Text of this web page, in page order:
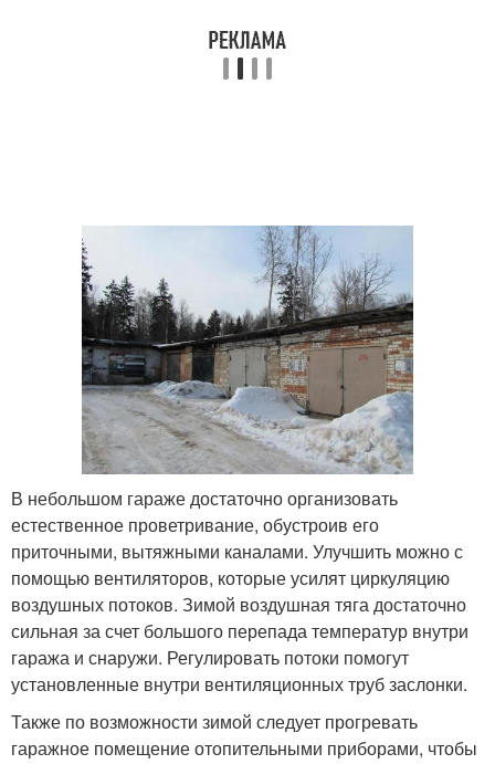
В небольшом гараже достаточно организовать
естественное проветривание, обустроив его
приточными, вытяжными каналами. Улучшить можно с
помощью вентиляторов, которые усилят циркуляцию
воздушных потоков. Зимой воздушная тяга достаточно
сильная за счет большого перепада температур внутри
гаража и снаружи. Регулировать потоки помогут
установленные внутри вентиляционных труб заслонки.
Также по возможности зимой следует прогревать
гаражное помещение отопительными приборами, чтобы